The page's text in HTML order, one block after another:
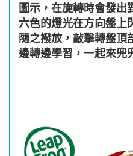
圖示，在旋轉時會發出
六色的燈光在方向盤上
隨之撥放，敲擊轉盤頂
邊轉邊學習，一起來兜